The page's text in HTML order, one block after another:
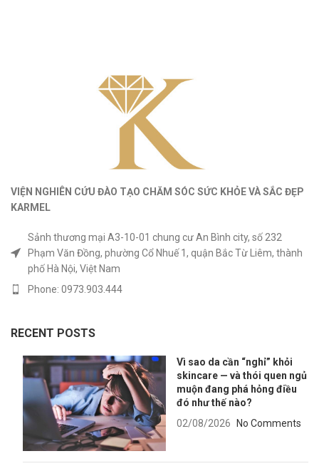
VIỆN NGHIÊN CỨU ĐÀO TẠO CHĂM SÓC SỨC KHỎEVÀSẮC ĐẸP
KARMEL
Sảnh thương mại A3-10-01 chung cư An Bình city, số 232
Phạm Văn Đồng, phường Cổ Nhuế 1, quận Bắc Từ Liêm, thành
phố Hà Nội, Việt Nam
Phone: 0973.903.444
RECENT POSTS
Vì sao da cần “nghỉ” khỏi
skincare — và thói quen ngủ
muộn đang phá hỏng điều
đó như thế nào?
02/08/2026
No Comments